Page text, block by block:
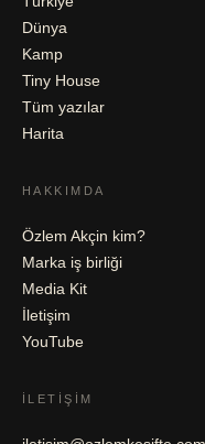
Dünya
Kamp
Tiny House
Tüm yazılar
Harita
HAKKIMDA
Özlem Akçin kim?
Marka iş birliği
Media Kit
İletişim
YouTube
İLETIŞIM